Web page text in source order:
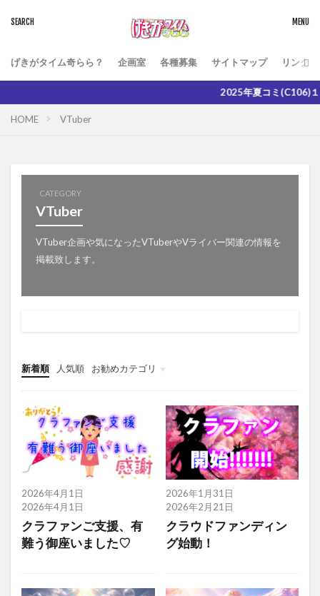
げきがタイム奇らら？ 企画室 各種募集 サイトマップ リンク
2025年夏コミ(C106)１日目8/
HOME VTuber
CATEGORY
VTuber
VTuber企画や気になったVTuberやVライバー関連の情報を
掲載致します。
新着順 人気順 お勧めカテゴリ
グローバルメニュー
雑記
お役立ち
2026年4月1日
2026年4月1日
クラファンご支援、有
難う御座いました♡
2026年1月31日
2026年2月21日
クラウドファンディン
グ始動！